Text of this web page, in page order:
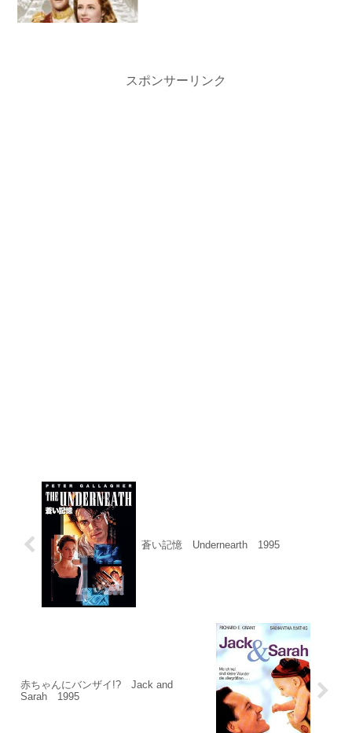
スポンサーリンク
蒼い記憶 Undernearth 1995
赤ちゃんにバンザイ!? Jack and
Sarah 1995